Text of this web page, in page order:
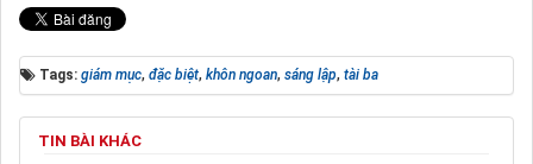
Tags: giám mục, đặc biệt, khôn ngoan, sáng lập, tài ba
TIN BÀI KHÁC